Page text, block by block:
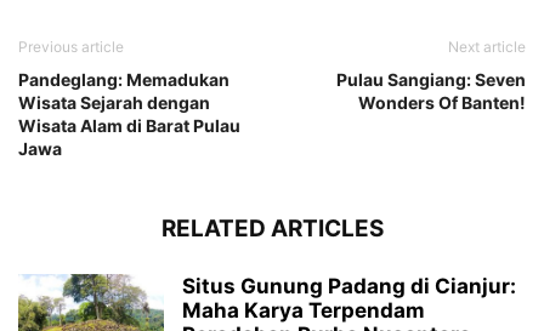
Previous article
Pandeglang: Memadukan
Wisata Sejarah dengan
Wisata Alam di Barat Pulau
Jawa
Next article
Pulau Sangiang: Seven
Wonders Of Banten!
RELATED ARTICLES
Situs Gunung Padang di Cianjur:
Maha Karya Terpendam